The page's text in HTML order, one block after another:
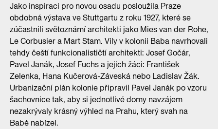
Jako inspiraci pro novou osadu posloužila Praze
obdobná výstava ve Stuttgartu z roku 1927, které se
zúčastnili světoznámí architekti jako Mies van der Rohe,
Le Corbusier a Mart Stam. Vily v kolonii Baba navrhovali
tehdy čeští funkcionalističtí architekti: Josef Gočár,
Pavel Janák, Josef Fuchs a jejich žáci: František
Zelenka, Hana Kučerová-Záveská nebo Ladislav Žák.
Urbanizační plán kolonie připravil Pavel Janák po vzoru
šachovnice tak, aby si jednotlivé domy navzájem
nezakrývaly krásný výhled na Prahu, který svah na
Babě nabízel.